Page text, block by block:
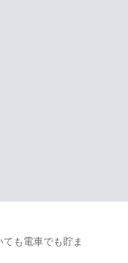
も電車でも貯ま